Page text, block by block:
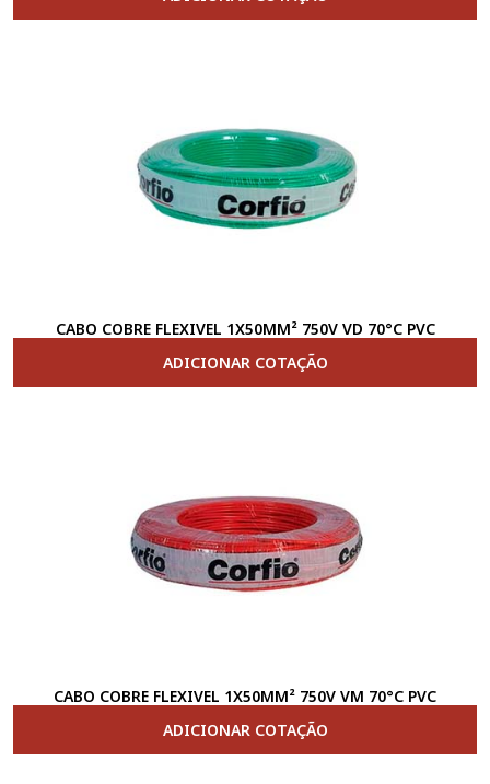
CABO COBRE FLEXIVEL 1X50MM² 750V VD 70°C PVC
ADICIONAR COTAÇÃO
CABO COBRE FLEXIVEL 1X50MM² 750V VM 70°C PVC
ADICIONAR COTAÇÃO